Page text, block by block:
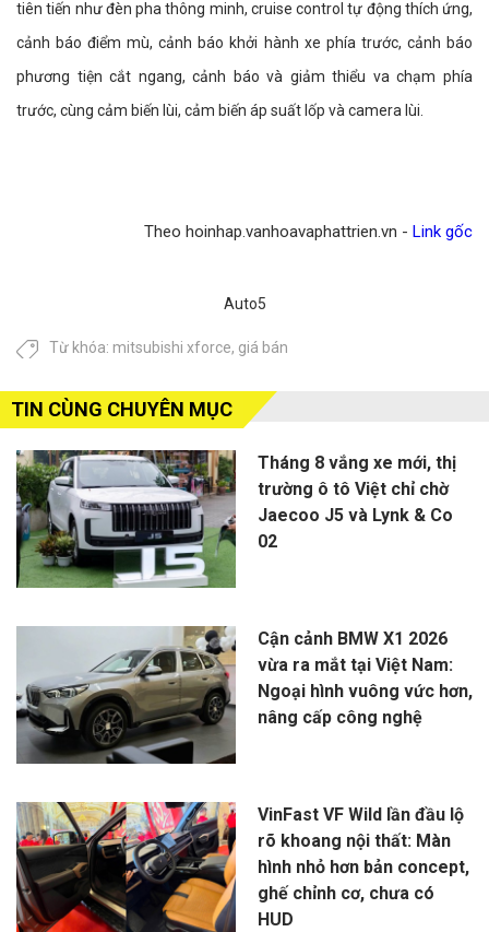
tiên tiến như đèn pha thông minh, cruise control tự động thích ứng,
cảnh báo điểm mù, cảnh báo khởi hành xe phía trước, cảnh báo
phương tiện cắt ngang, cảnh báo và giảm thiểu va chạm phía
trước, cùng cảm biến lùi, cảm biến áp suất lốp và camera lùi.
Theo hoinhap.vanhoavaphattrien.vn - Link gốc
Auto5
Từ khóa: mitsubishi xforce, giá bán
TIN CÙNG CHUYÊN MỤC
Tháng 8 vắng xe mới, thị
trường ô tô Việt chỉ chờ
Jaecoo J5 và Lynk & Co
02
Cận cảnh BMW X1 2026
vừa ra mắt tại Việt Nam:
Ngoại hình vuông vức hơn,
nâng cấp công nghệ
VinFast VF Wild lần đầu lộ
rõ khoang nội thất: Màn
hình nhỏ hơn bản concept,
ghế chỉnh cơ, chưa có
HUD